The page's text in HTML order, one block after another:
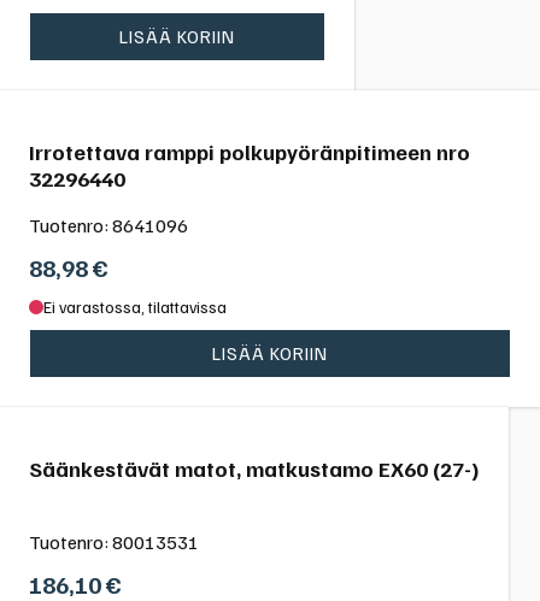
LISÄÄ KORIIN
Irrotettava ramppi polkupyöränpitimeen nro
32296440
Tuotenro: 8641096
88,98€
Ei varastossa, tilattavissa
LISÄÄ KORIIN
Säänkestävät matot, matkustamo EX60 (27-)
Tuotenro: 80013531
186,10€